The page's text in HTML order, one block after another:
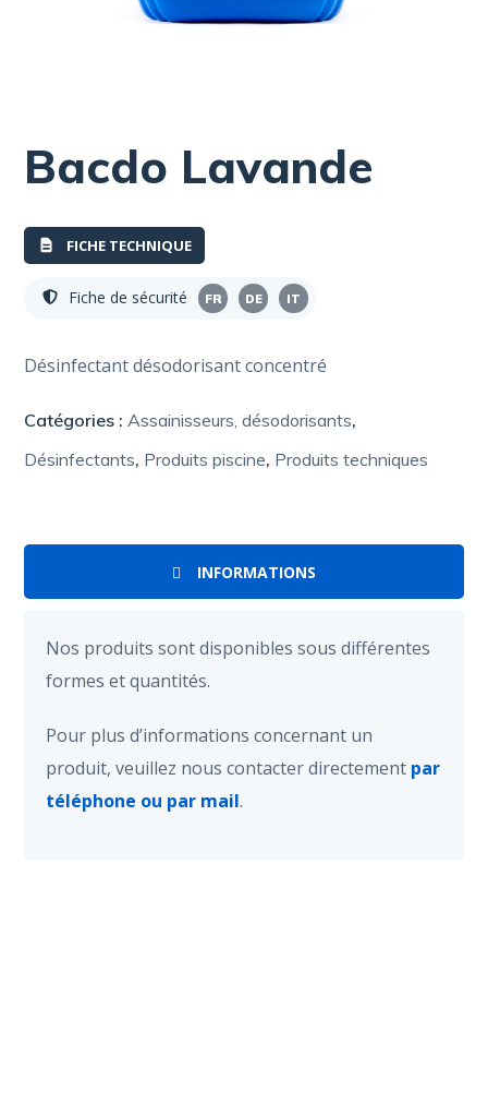
Bacdo Lavande
FICHE TECHNIQUE
Fiche de sécurité FR DE IT
Désinfectant désodorisant concentré
Catégories :Assainisseurs, désodorisants,
Désinfectants, Produits piscine, Produits techniques
INFORMATIONS
Nos produits sont disponibles sous différentes
formes et quantités.
Pour plus d’informations concernant un
produit, veuillez nous contacter directement par
téléphone ou par mail.